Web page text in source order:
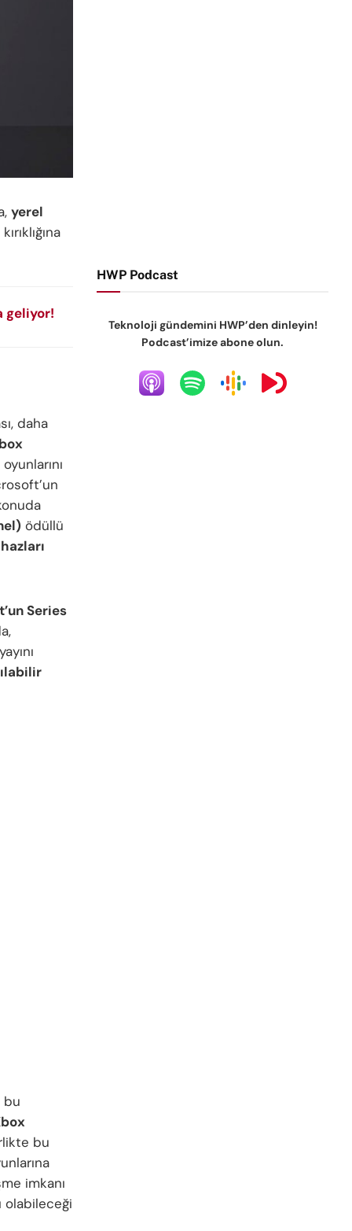
yerel
geliyor!
daha
ödüllü
Series
bu
bu
imkanı
olabileceği
HWP Podcast
Teknoloji gündemini HWP’den dinleyin!
Podcast’imize abone olun.